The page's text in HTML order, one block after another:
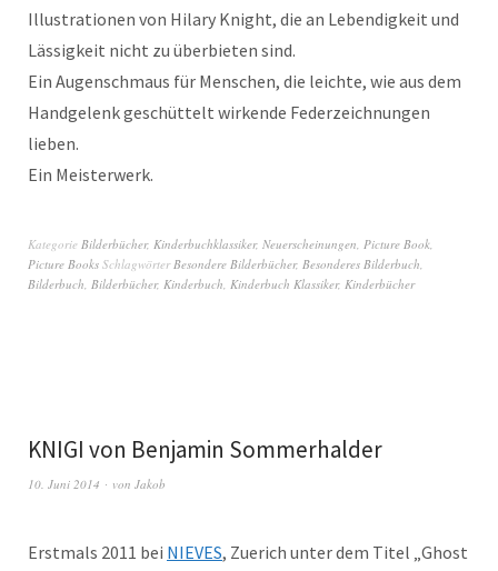
Illustrationen von Hilary Knight, die an Lebendigkeit und
Lässigkeit nicht zu überbieten sind.
Ein Augenschmaus für Menschen, die leichte, wie aus dem
Handgelenk geschüttelt wirkende Federzeichnungen
lieben.
Ein Meisterwerk.
Kategorie Bilderbücher, Kinderbuchklassiker, Neuerscheinungen, Picture Book,
Picture Books SchlagwörterBesondere Bilderbücher, Besonderes Bilderbuch,
Bilderbuch, Bilderbücher, Kinderbuch, Kinderbuch Klassiker, Kinderbücher
KNIGI von Benjamin Sommerhalder
10. Juni 2014 von Jakob
Erstmals 2011 bei NIEVES, Zuerich unter dem Titel „Ghost